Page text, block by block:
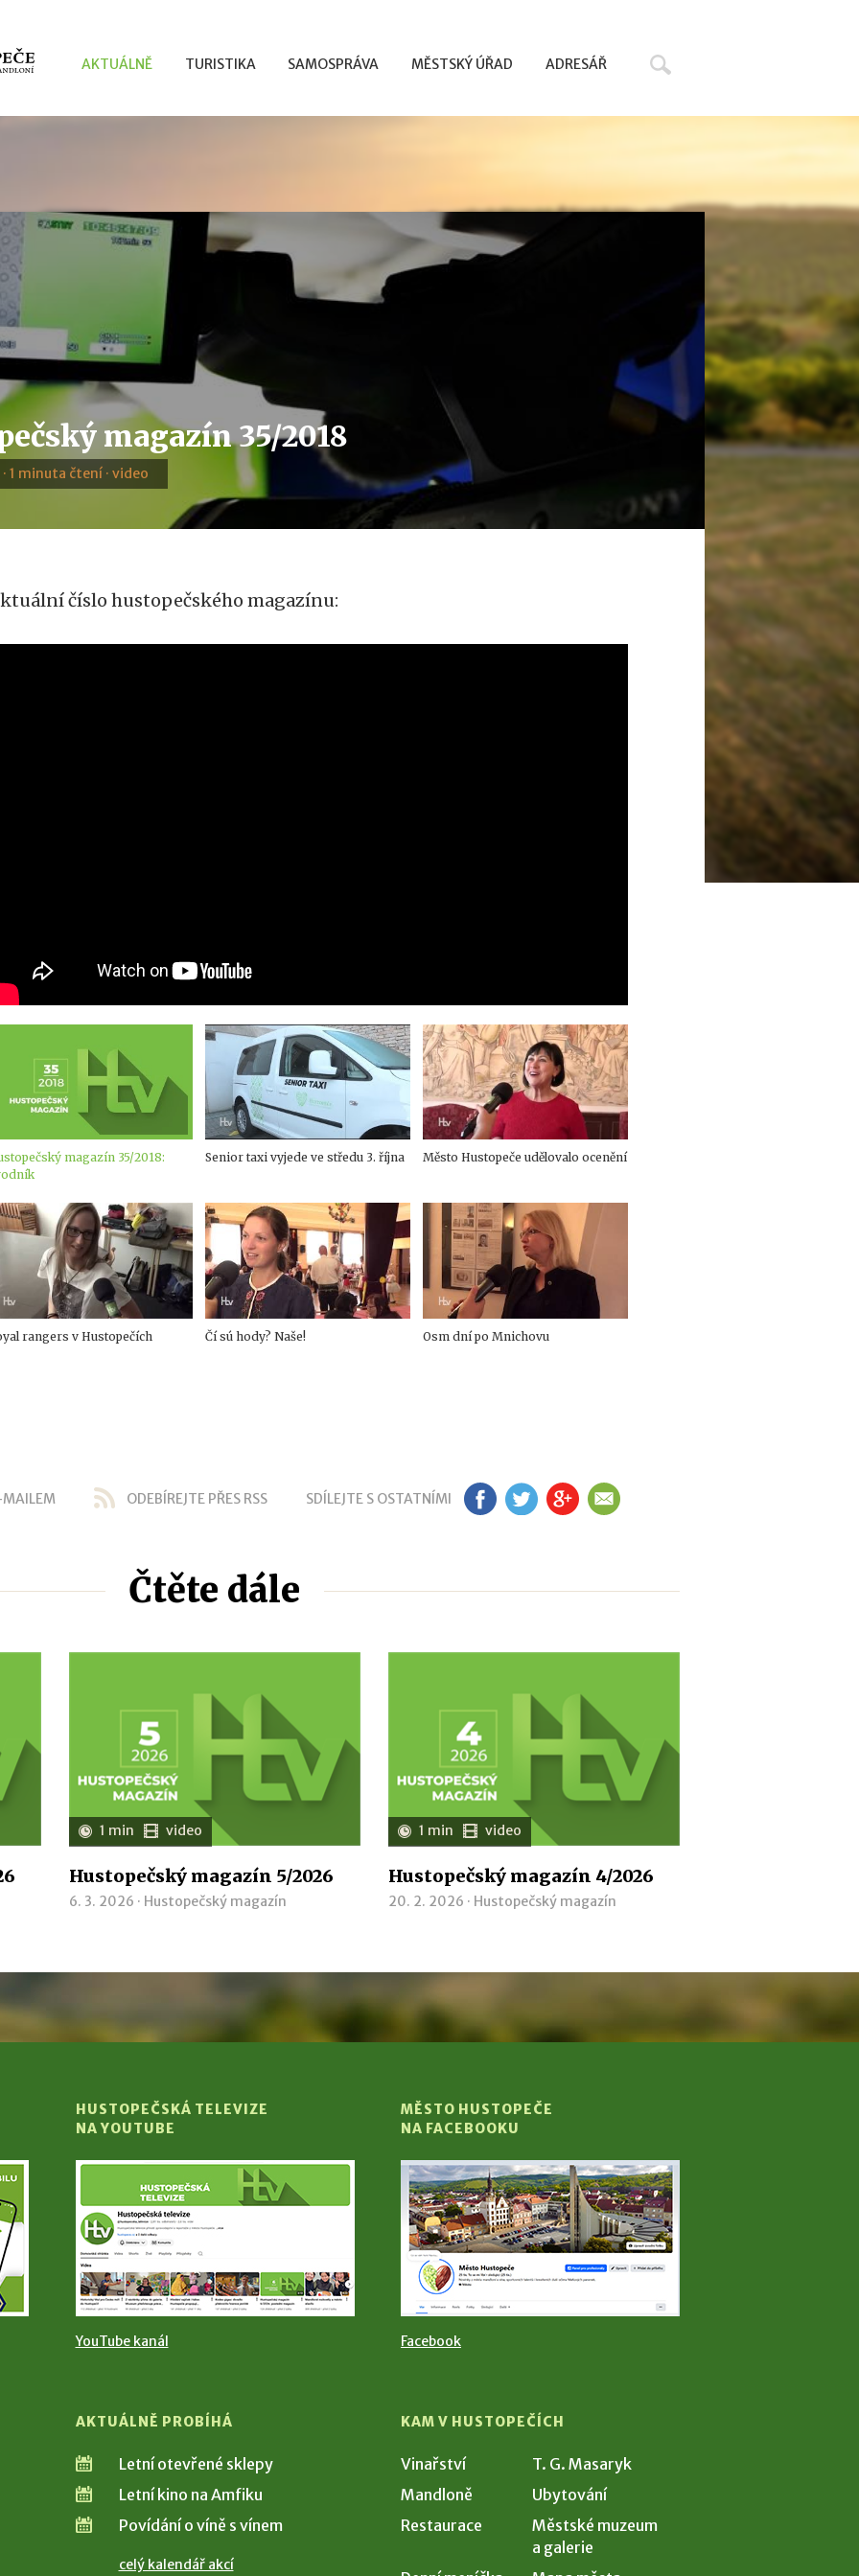
AKTUÁLNĚ TURISTIKA SAMOSPRÁVA MĚSTSKÝ ÚŘAD ADRESÁŘ
magazín 35/2018
1 minuta čtení · video
číslo hustopečského magazínu:
magazín 35/2018:
Senior taxi vyjede ve středu 3. října Město Hustopeče udělovalo ocenění
rangers v Hustopečích Čí sú hody? Naše! Osm dní po Mnichovu
ODEBÍREJTE PŘES RSS SDÍLEJTE S OSTATNÍMI FB TW GP EM
Čtěte dále
1 min video
Hustopečský magazín 5/2026
6. 3. 2026 · Hustopečský magazín
1 min video
Hustopečský magazín 4/2026
20. 2. 2026 · Hustopečský magazín
HUSTOPEČSKÁ TELEVIZE
NA YOUTUBE
YouTube kanál
MĚSTO HUSTOPEČE
NA FACEBOOKU
Facebook
AKTUÁLNĚ PROBÍHÁ
Letní otevřené sklepy
Letní kino na Amfiku
Povídání o víně s vínem
celý kalendář akcí
KAM V HUSTOPEČÍCH
Vinařství
T. G. Masaryk
Mandloně
Ubytování
Restaurace
Městské muzeum
a galerie